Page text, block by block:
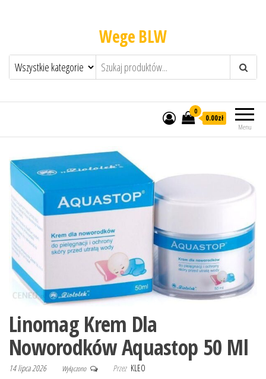
Wege BLW
Menu
0
0.00zł
Linomag Krem Dla
Noworodków Aquastop 50 Ml
14 lipca 2026 Wyłączono Przez KLEO